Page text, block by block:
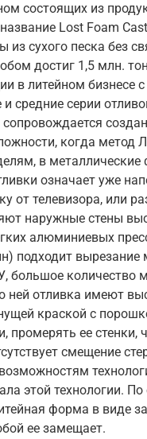
состоящих из
Lost Foam
сухого песка без
достиг 1,5 млн.
в литейном
средние серии
когда
в металлические
означает уже
от телевизора,
наружные стены
алюминиевых
подходит
большое
ней отливка имеют
краской с
промерять ее
смещение
этой технологии.
форма в виде
ее замещает.